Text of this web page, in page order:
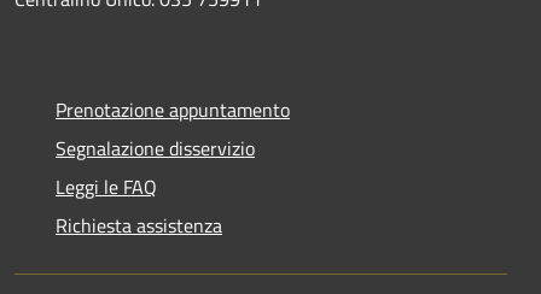
Prenotazione appuntamento
Segnalazione disservizio
Leggi le FAQ
Richiesta assistenza